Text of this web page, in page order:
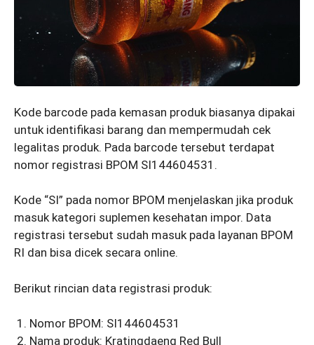
Kode barcode pada kemasan produk biasanya dipakai
untuk identifikasi barang dan mempermudah cek
legalitas produk. Pada barcode tersebut terdapat
nomor registrasi BPOM SI144604531.
Kode “SI” pada nomor BPOM menjelaskan jika produk
masuk kategori suplemen kesehatan impor. Data
registrasi tersebut sudah masuk pada layanan BPOM
RI dan bisa dicek secara online.
Berikut rincian data registrasi produk:
Nomor BPOM: SI144604531
Nama produk: Kratingdaeng Red Bull